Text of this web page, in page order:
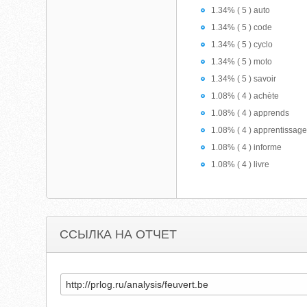
1.34% ( 5 ) auto
1.34% ( 5 ) code
1.34% ( 5 ) cyclo
1.34% ( 5 ) moto
1.34% ( 5 ) savoir
1.08% ( 4 ) achète
1.08% ( 4 ) apprends
1.08% ( 4 ) apprentissage
1.08% ( 4 ) informe
1.08% ( 4 ) livre
ССЫЛКА НА ОТЧЕТ